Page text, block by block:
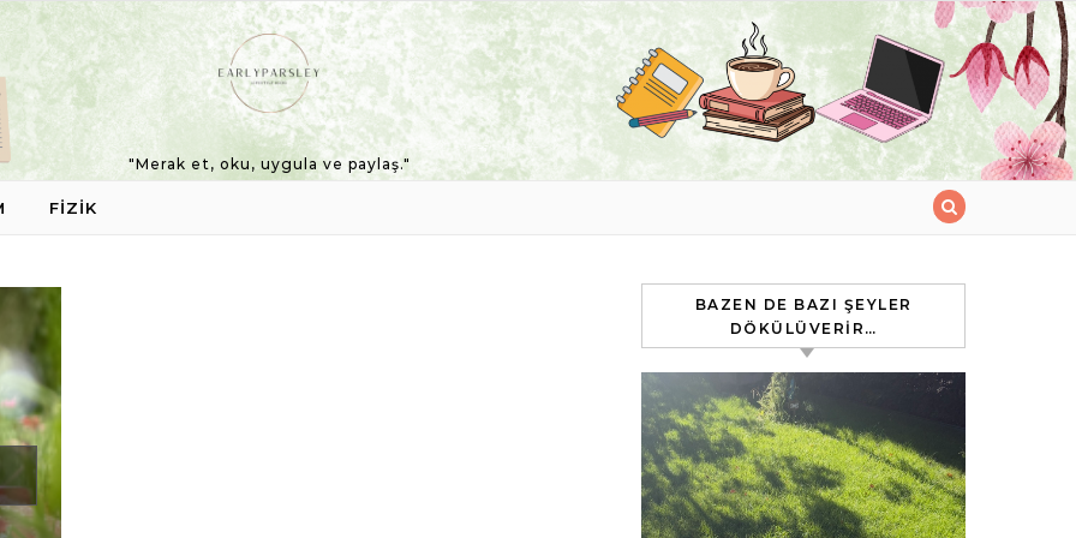
"Merak et, oku, uygula ve paylaş."
FIZIK
BAZEN DE BAZI ŞEYLER
DÖKÜLÜVERIR…